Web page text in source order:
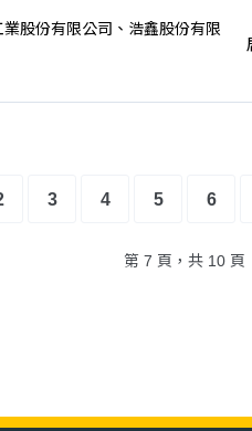
業股份有限公司、浩鑫股份有限
3 4 5 6
第 7 頁，共 10 頁